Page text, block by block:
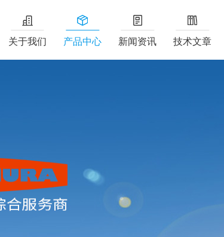
关于我们 产品中心 新闻资讯 技术文章